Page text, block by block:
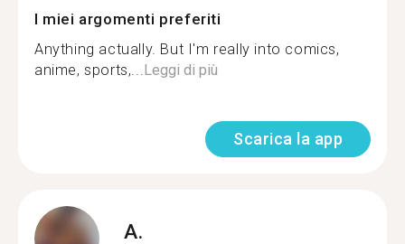
I miei argomenti preferiti
Anything actually. But I'm really into comics,
anime, sports,... Leggi di più
Scarica la app
A.